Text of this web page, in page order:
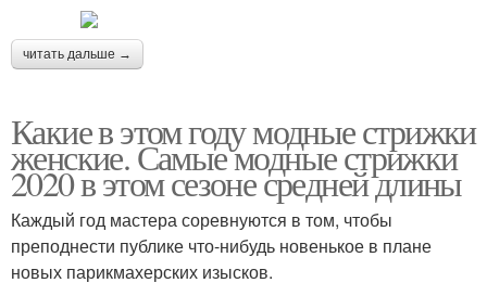
читать дальше →
Какие в этом году модные стрижки
женские. Самые модные стрижки
2020 в этом сезоне средней длины
Каждый год мастера соревнуются в том, чтобы
преподнести публике что-нибудь новенькое в плане
новых парикмахерских изысков.